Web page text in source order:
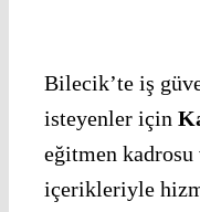
Bilecik’te iş
isteyenler için
eğitmen
içerikleriyle